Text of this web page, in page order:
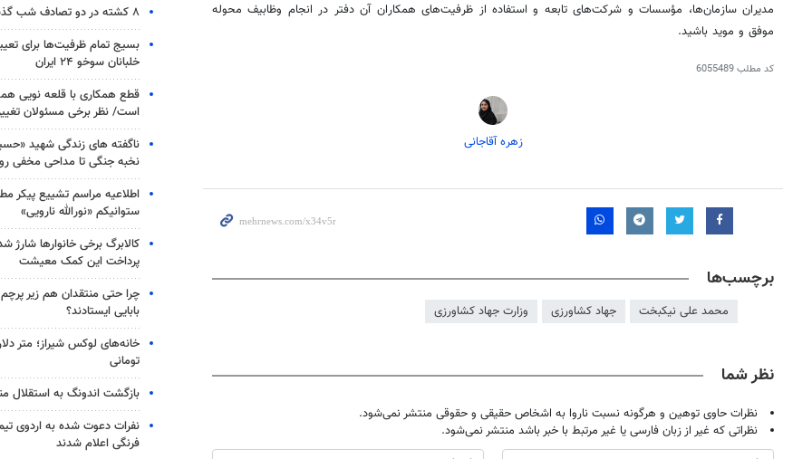
مدیران سازمان‌ها، مؤسسات و شرکت‌های تابعه و استفاده از ظرفیت‌های همکاران آن دفتر در انجام وظابیفمحوله
موفق و موید باشید.
کد مطلب6055489
زهره آقاجانی
برچسب‌ها
محمد علی نیکبخت جهاد کشاورزی وزارت جهاد کشاورزی
نظر شما
نظرات حاوی توهین و هرگونه نسبت ناروا به اشخاص حقیقی و حقوقی منتشر نمی‌شود.
نظراتی که غیر از زبان فارسی یا غیر مرتبط با خبر باشد منتشر نمی‌شود.
۸ کشته در دو تصادف شب گذشته
بسیج تمام ظرفیت‌ها برای
خلبانان سوخو ۲۴ ایران
قطع همکاری با قلعه نویی
است/ نظر برخی مسئولان
ناگفته های زندگی شهید
نخبه جنگی تا مداحی مخفی
اطلاعیه مراسم تشییع پیکر
ستوانیکم «نورالله نارویی»
کالابرگ برخی خانوارها شارژ
پرداخت این کمک معیشت
چرا حتی منتقدان هم زیر
بابایی ایستادند؟
خانه‌های لوکس شیراز؛ متر
تومانی
بازگشت اندونگ به استقلال
نفرات دعوت شده به اردوی
فرنگی اعلام شدند